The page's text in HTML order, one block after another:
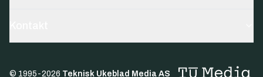
© 1995-2026 Teknisk Ukeblad Media AS